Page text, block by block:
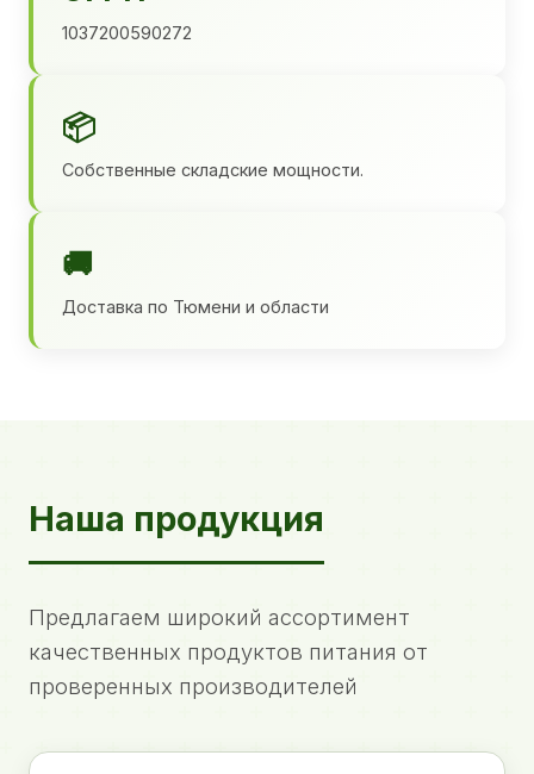
1037200590272
📦
Собственные складские мощности.
🚚
Доставка по Тюмени и области
Наша продукция
Предлагаем широкий ассортимент
качественных продуктов питания от
проверенных производителей